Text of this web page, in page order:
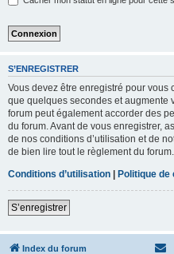
S’ENREGISTRER
Vous devez être enregistré pour vous
que quelques secondes et augmente
forum peut également accorder des
du forum. Avant de vous enregistrer,
de nos conditions d’utilisation et de
de bien lire tout le règlement du forum.
Conditions d’utilisation | Politique de
S’enregistrer
Index du forum